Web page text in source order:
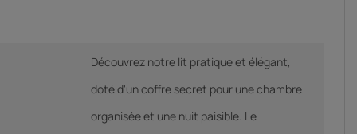
Découvrez notre lit pratique et élégant,
doté d'un coffre secret pour une chambre
organisée et une nuit paisible. Le